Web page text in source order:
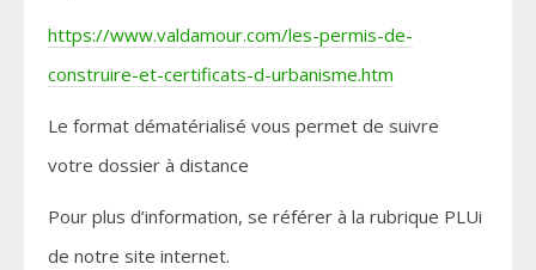
https://www.valdamour.com/les-permis-de-
construire-et-certificats-d-urbanisme.htm
Le format dématérialisé vous permet de suivre
votre dossier à distance
Pour plus d’information, se référer à la rubrique PLUi
de notre site internet.